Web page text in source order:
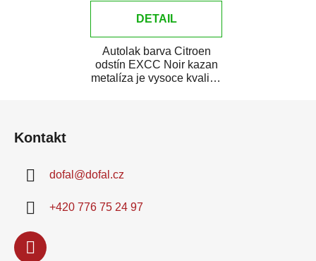
DETAIL
Autolak barva Citroen
odstín EXCC Noir kazan
metalíza je vysoce kvalitní
Kontakt
dofal @dofal.cz
+420 776 75 24 97